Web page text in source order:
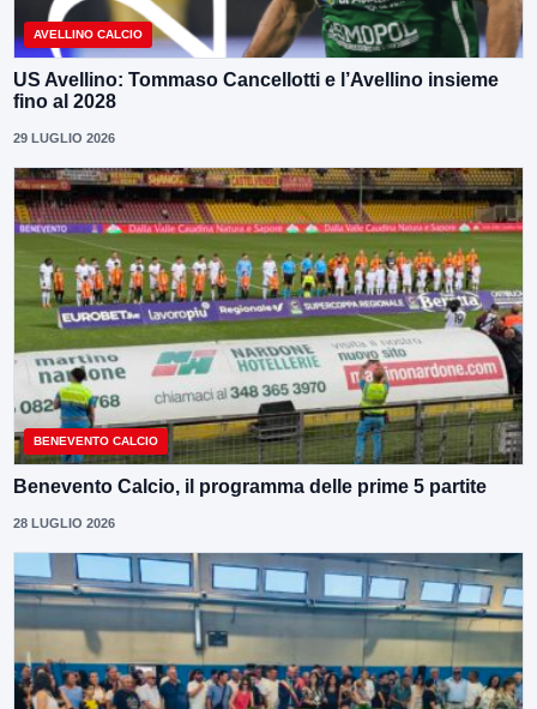
AVELLINO CALCIO
US Avellino: Tommaso Cancellotti e l’Avellino insieme
fino al 2028
29 LUGLIO 2026
BENEVENTO CALCIO
Benevento Calcio, il programma delle prime 5 partite
28 LUGLIO 2026